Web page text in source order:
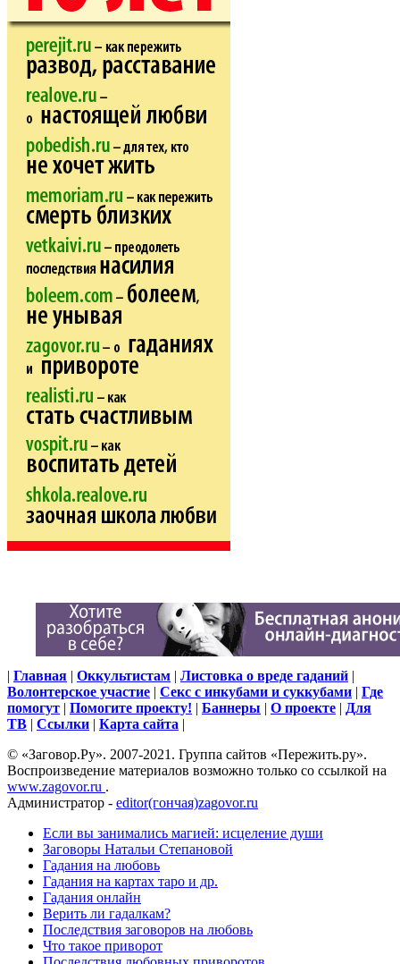
| Главная | Оккультистам | Листовка о вреде гаданий |
Волонтерское участие | Секс с инкубами и суккубами | Где
помогут | Помогите проекту! | Баннеры | О проекте | Для
ТВ | Ссылки | Карта сайта |
© «Заговор.Ру». 2007-2021. Группа сайтов «Пережить.ру».
Воспроизведение материалов возможно только со ссылкой на
www.zagovor.ru .
Администратор - editor(гончая)zagovor.ru
Если вы занимались магией: исцеление души
Заговоры Натальи Степановой
Гадания на любовь
Гадания на картах таро и др.
Гадания онлайн
Верить ли гадалкам?
Последствия заговоров на любовь
Что такое приворот